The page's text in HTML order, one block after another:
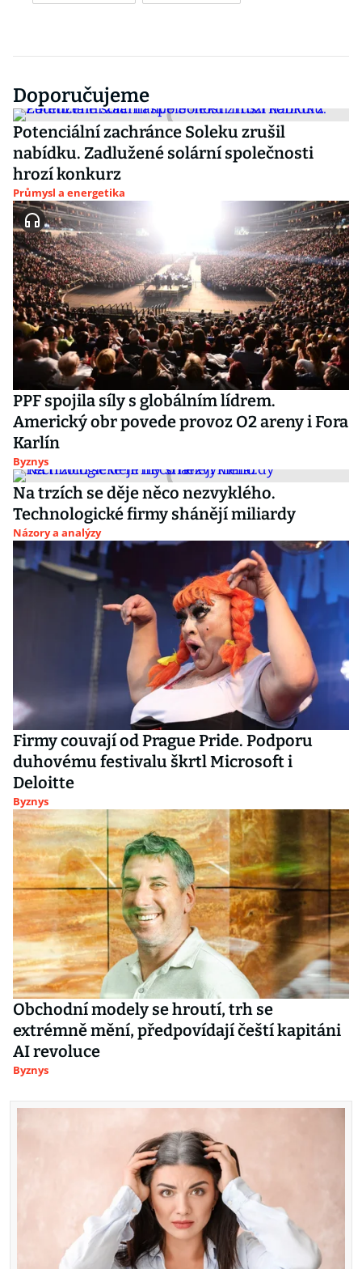
Doporučujeme
Potenciální zachránce Soleku zrušil
nabídku. Zadlužené solární společnosti
hrozí konkurz
Průmysl a energetika
PPF spojila síly s globálním lídrem.
Americký obr povede provoz O2 areny i Fora
Karlín
Byznys
Na trzích se děje něco nezvyklého.
Technologické firmy shánějí miliardy
Názory a analýzy
Firmy couvají od Prague Pride. Podporu
duhovému festivalu škrtl Microsoft i
Deloitte
Byznys
Obchodní modely se hroutí, trh se
extrémně mění, předpovídají čeští kapitáni
AI revoluce
Byznys